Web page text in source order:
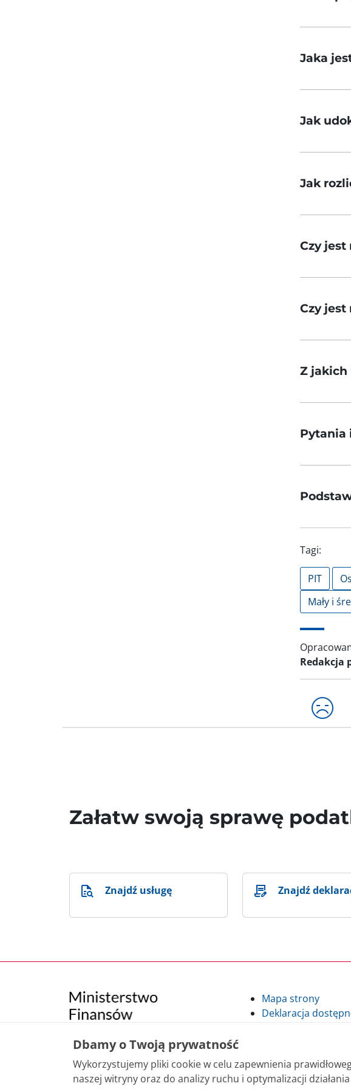
Jaka
Jak
Jak
Czy jest
Czy
Z jakich
Pytania
Tagi:
PIT
Mały i
Redakcja
Załatw swoją sprawę
Znajdź usługę Znajdź
Mapa strony
Deklaracja
Polityka cookie
Klauzula
podatki.gov.pl -
Dbamy o Twoją prywatność
Wykorzystujemy pliki cookie w celu zapewnienia
naszej witryny oraz do analizy ruchu i optymalizacji